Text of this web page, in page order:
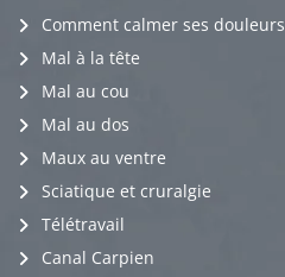
Comment calmer ses douleurs
Mal à la tête
Mal au cou
Mal au dos
Maux au ventre
Sciatique et cruralgie
Télétravail
Canal Carpien